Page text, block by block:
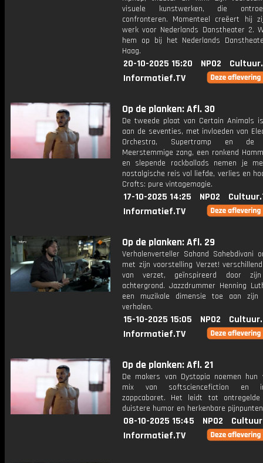
visuele kunstwerken, die
confronteren. Momenteel creëert hij
werk voor Nederlands Danstheater 2.
hem op bij het Nederlands
Haag.
20-10-2025 15:20 NPO2
Informatief.TV
Op de planken: Afl. 30
De tweede plaat van Certain Animals
aan de seventies, met invloeden van
Orchestra, Supertramp en de
Meerstemmige zang, een ronkend
en slepende rockballads nemen je
nostalgische reis vol liefde, verlies en
Crafts: pure vintagemagie.
17-10-2025 14:25 NPO2
Informatief.TV
Op de planken: Afl. 29
Verhalenverteller Sahand Sahebdivani
met zijn voorstelling Verzet!
van verzet, geïnspireerd door
achtergrond. Jazzdrummer Henning
een muzikale dimensie toe aan zijn
verhalen.
15-10-2025 15:05 NPO2
Informatief.TV
Op de planken: Afl. 21
De makers van Dystopia noemen hun
mix van softsciencefiction en
zappcabaret. Het leidt tot ontregelde
duistere humor en herkenbare
08-10-2025 15:45 NPO2
Informatief.TV